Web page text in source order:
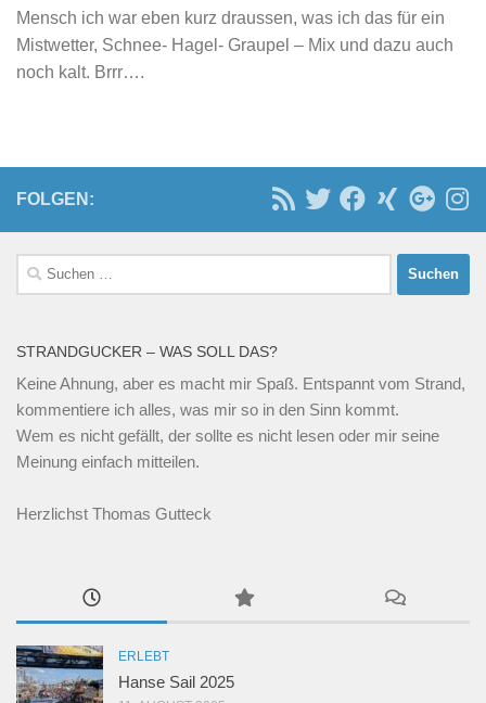
Mensch ich war eben kurz draussen, was ich das für ein
Mistwetter, Schnee- Hagel- Graupel – Mix und dazu auch
noch kalt. Brrr….
FOLGEN:
Suchen
nach:
STRANDGUCKER – WAS SOLL DAS?
Keine Ahnung, aber es macht mir Spaß. Entspannt vom Strand,
kommentiere ich alles, was mir so in den Sinn kommt.
Wem es nicht gefällt, der sollte es nicht lesen oder mir seine
Meinung einfach mitteilen.
Herzlichst Thomas Gutteck
ERLEBT
Hanse Sail 2025